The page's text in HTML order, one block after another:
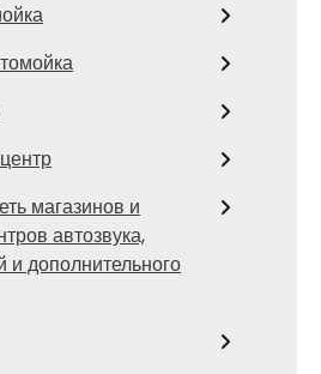
магазинов и
автозвука,
и дополнительного